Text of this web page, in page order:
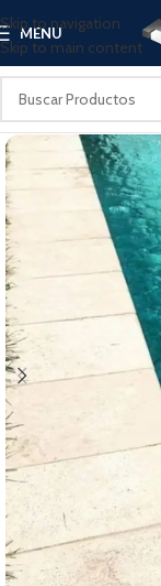
Skip to navigation
Skip to main content
MENU